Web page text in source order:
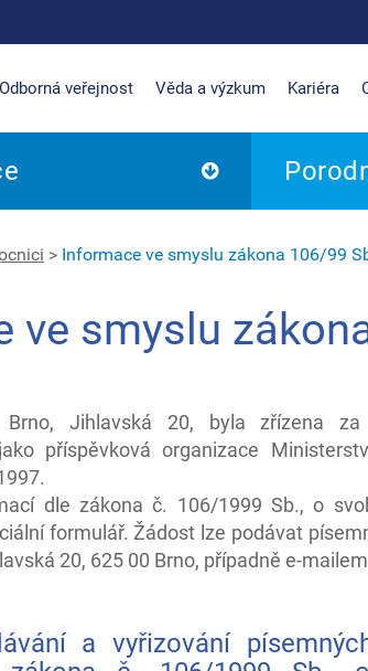
Odborná veřejnost Věda a výzkum Kariéra
> Informace ve smyslu zákona 106/99
ve smyslu
Brno, Jihlavská 20, byla zřízena
příspěvková organizace
dle zákona č. 106/1999 Sb., o
formulář. Žádost lze podávat
20, 625 00 Brno, případně e-
a vyřizování